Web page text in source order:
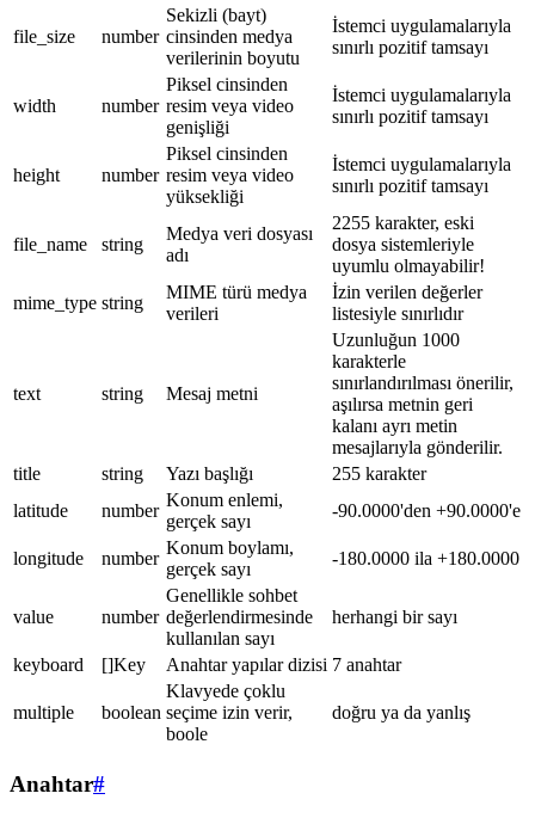
file_size number
Sekizli (bayt)
cinsinden medya
verilerinin boyutu
İstemci uygulamalarıyla
sınırlı pozitif tamsayı
width number
Piksel cinsinden
resim veya video
genişliği
İstemci uygulamalarıyla
sınırlı pozitif tamsayı
height number
Piksel cinsinden
resim veya video
yüksekliği
İstemci uygulamalarıyla
sınırlı pozitif tamsayı
file_name string
Medya veri dosyası
adı
2255 karakter, eski
dosya sistemleriyle
uyumlu olmayabilir!
mime_type string
MIME türü medya
verileri
İzin verilen değerler
listesiyle sınırlıdır
text string Mesaj metni
Uzunluğun 1000
karakterle
sınırlandırılması önerilir,
aşılırsa metnin geri
kalanı ayrı metin
mesajlarıyla gönderilir.
title
string Yazı başlığı
255 karakter
latitude
number
Konum enlemi,
gerçek sayı
-90.0000'den +90.0000'e
longitude number
Konum boylamı,
gerçek sayı
-180.0000 ila +180.0000
value number
Genellikle sohbet
değerlendirmesinde
kullanılan sayı
herhangi bir sayı
keyboard []Key Anahtar yapılar dizisi 7 anahtar
multiple boolean
Klavyede çoklu
seçime izin verir,
boole
doğru ya da yanlış
Anahtar#